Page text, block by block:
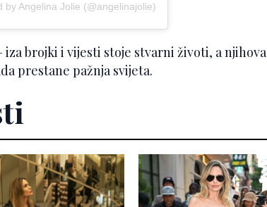
by Angelina Jolie (@angelinajolie)
iza brojki i vijesti stoje stvarni životi, a njihova
prestane pažnja svijeta.